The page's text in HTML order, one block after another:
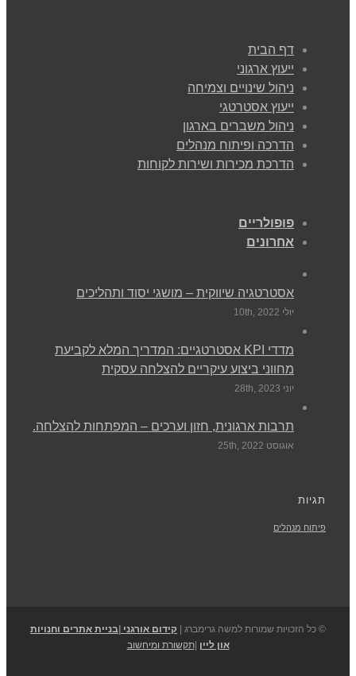
דף הבית
ייעוץ ארגוני
ניהול שינויים וצמיחה
ייעוץ אסטרטגי
ניהול משברים בארגון
הדרכה ופיתוח מנהלים
הדרכת מכירות ושירות לקוחות
פופולריים
אחרונים
אסטרטגיה שיווקית – מושגי יסוד ותהליכים
יולי 10th, 2022
מדדי KPI אסטרטגיים: המדריך המלא לקביעת
מחווני ביצוע עיקריים להצלחה עסקית
יוני 28th, 2023
תרבות ארגונית, חזון וערכים – המפתחות להצלחה.
אוגוסט 25th, 2022
תגיות
פיתוח מנהלים
© כל הזכויות שמורות למשה גרימברג | קידום אורגני בניית אתרים וחנויות
און ליין |תקשורת ומיחשוב